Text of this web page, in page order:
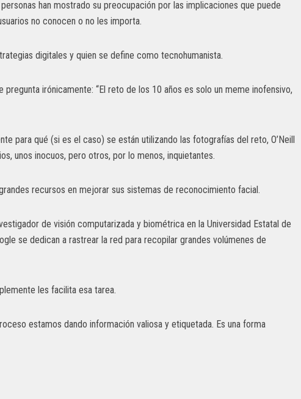
han mostrado su preocupación por las implicaciones que puede
no conocen o no les importa.
digitales y quien se define como tecnohumanista.
pregunta irónicamente: “El reto de los 10 años es solo un meme inofensivo,
para qué (si es el caso) se están utilizando las fotografías del reto, O’Neill
unos inocuos, pero otros, por lo menos, inquietantes.
recursos en mejorar sus sistemas de reconocimiento facial.
de visión computarizada y biométrica en la Universidad Estatal de
se dedican a rastrear la red para recopilar grandes volúmenes de
les facilita esa tarea.
estamos dando información valiosa y etiquetada. Es una forma